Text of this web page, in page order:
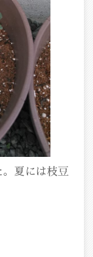
夏には枝豆